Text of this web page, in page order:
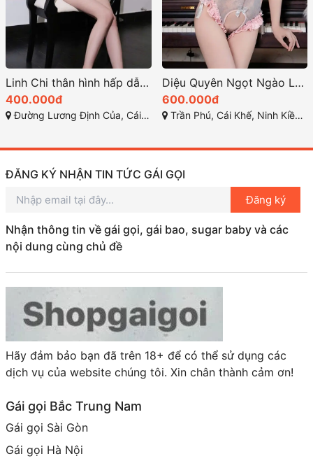
Linh Chi thân hình hấp dẫn khó chối từ
400.000đ
Đường Lương Định Của, Cái Khế, Ninh Kiều, Cần Thơ
Diệu Quyên Ngọt Ngào Làm Tình Đỉnh
600.000đ
Trần Phú, Cái Khế, Ninh Kiều, Cần Thơ
ĐĂNG KÝ NHẬN TIN TỨC GÁI GỌI
Đăng ký
Nhận thông tin về gái gọi, gái bao, sugar baby và các
nội dung cùng chủ đề
Hãy đảm bảo bạn đã trên 18+ để có thể sử dụng các
dịch vụ của website chúng tôi. Xin chân thành cảm ơn!
Gái gọi Bắc Trung Nam
Gái gọi Sài Gòn
Gái gọi Hà Nội